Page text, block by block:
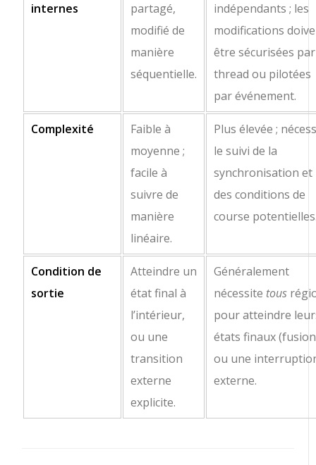
internes
partagé,
modifié de
manière
séquentielle.
indépendants ; les
modifications
être sécurisées par
thread ou pilotées
par événement.
Complexité
Faible à
moyenne ;
facile à
suivre de
manière
linéaire.
Plus élevée ;
le suivi de la
synchronisation et
des conditions de
course
Condition de
sortie
Atteindre un
état final à
l’intérieur,
ou une
transition
externe
explicite.
Généralement
nécessite tous
pour atteindre
états finaux
ou une
externe.